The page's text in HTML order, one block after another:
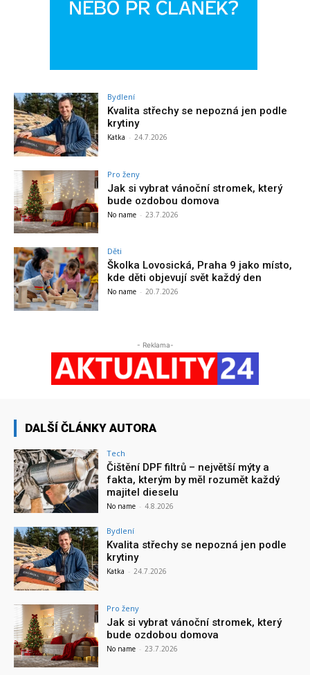
Bydlení
Kvalita střechy se nepozná jen podle
krytiny
Katka - 24.7.2026
Pro ženy
Jak si vybrat vánoční stromek, který
bude ozdobou domova
No name - 23.7.2026
Děti
Školka Lovosická, Praha 9 jako místo,
kde děti objevují svět každý den
No name - 20.7.2026
- Reklama-
DALŠÍ ČLÁNKY AUTORA
Tech
Čištění DPF filtrů – největší mýty a
fakta, kterým by měl rozumět každý
majitel dieselu
No name - 4.8.2026
Bydlení
Kvalita střechy se nepozná jen podle
krytiny
Katka - 24.7.2026
Pro ženy
Jak si vybrat vánoční stromek, který
bude ozdobou domova
No name - 23.7.2026